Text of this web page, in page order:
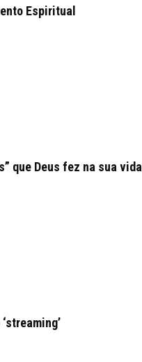
Espiritual
que Deus fez na sua vida